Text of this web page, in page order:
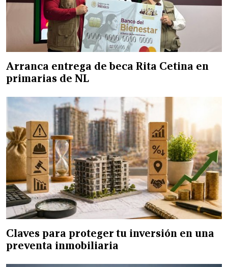
Arranca entrega de beca Rita Cetina en
primarias de NL
Claves para proteger tu inversión en una
preventa inmobiliaria